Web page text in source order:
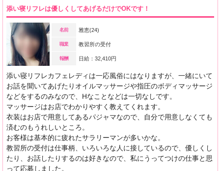
添い寝リフレは優しくしてあげるだけでOKです！
名前 雅恵(24)
職業 教習所の受付
報酬 日給：32,410円
添い寝リフレカフェレディは一応風俗にはなりますが、一緒にいて
お話を聞いてあげたりオイルマッサージや指圧のボディマッサージ
などをするのみなので、Hなことなどは一切なしです。
マッサージはお店でわかりやすく教えてくれます。
衣装はお店で用意してあるパジャマなので、自分で用意しなくても
済むのもうれしいところ。
お客様は基本的に疲れたサラリーマンが多いかな。
教習所の受付は仕事柄、いろいろな人に接しているので、優しくし
たり、お話したりするのは好きなので、私にうってつけの仕事と思
って応募しました。